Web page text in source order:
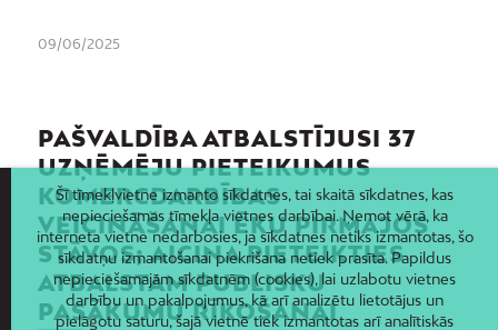
09/06/2025
PAŠVALDĪBA ATBALSTĪJUSI 37
UZŅĒMĒJU PIETEIKUMUS
KOMERCDARBĪBAS
VEICINĀŠANAI ĒKU PIRMAJOS
STĀVOS; AICINA PIETEIKTIES
ATBALSTAM PUBLISKU
PASĀKUMU RĪKOŠANAI
Šī tīmekļvietne izmanto sīkdatnes, tai skaitā sīkdatnes, kas
nepieciešamas tīmekļa vietnes darbībai. Ņemot vērā, ka
interneta vietne nedarbosies, ja sīkdatnes netiks izmantotas, šo
sīkdatņu izmantošanai piekrišana netiek prasīta. Papildus
nepieciešamajām sīkdatnēm (cookies), lai uzlabotu vietnes
darbību un pakalpojumus, kā arī analizētu lietotājus un
pielāgotu saturu, šajā vietnē tiek izmantotas arī analītiskās